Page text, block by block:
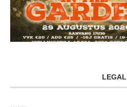
LEGAL